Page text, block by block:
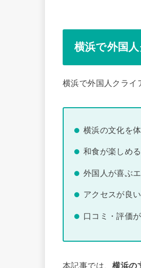
横浜で外国
横浜で外国人クライ
横浜の文化を
和食が楽しめる
外国人が喜ぶ
アクセスが良い
口コミ・評価
本記事では、横浜の